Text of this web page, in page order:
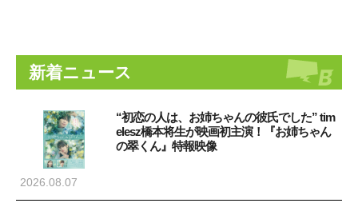
新着ニュース
“初恋の人は、お姉ちゃんの彼氏でした” tim
elesz橋本将生が映画初主演！『お姉ちゃん
の翠くん』特報映像
2026.08.07